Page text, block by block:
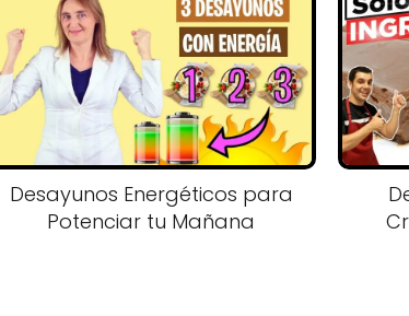
Desayunos Energéticos para
Potenciar tu Mañana